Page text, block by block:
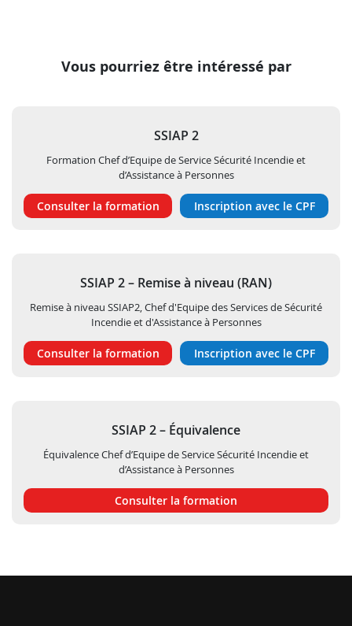
Vous pourriez être intéressé par
SSIAP 2
Formation Chef d’Equipe de Service Sécurité Incendie et
d’Assistance à Personnes
Consulter la formation Inscription avec le CPF
SSIAP 2 – Remise à niveau (RAN)
Remise à niveau SSIAP2, Chef d'Equipe des Services de Sécurité
Incendie et d'Assistance à Personnes
Consulter la formation Inscription avec le CPF
SSIAP 2 – Équivalence
Équivalence Chef d’Equipe de Service Sécurité Incendie et
d’Assistance à Personnes
Consulter la formation